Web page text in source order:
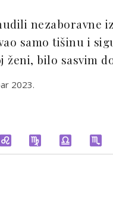
nezaboravne
samo tišinu i
ženi, bilo sasvim
2023.